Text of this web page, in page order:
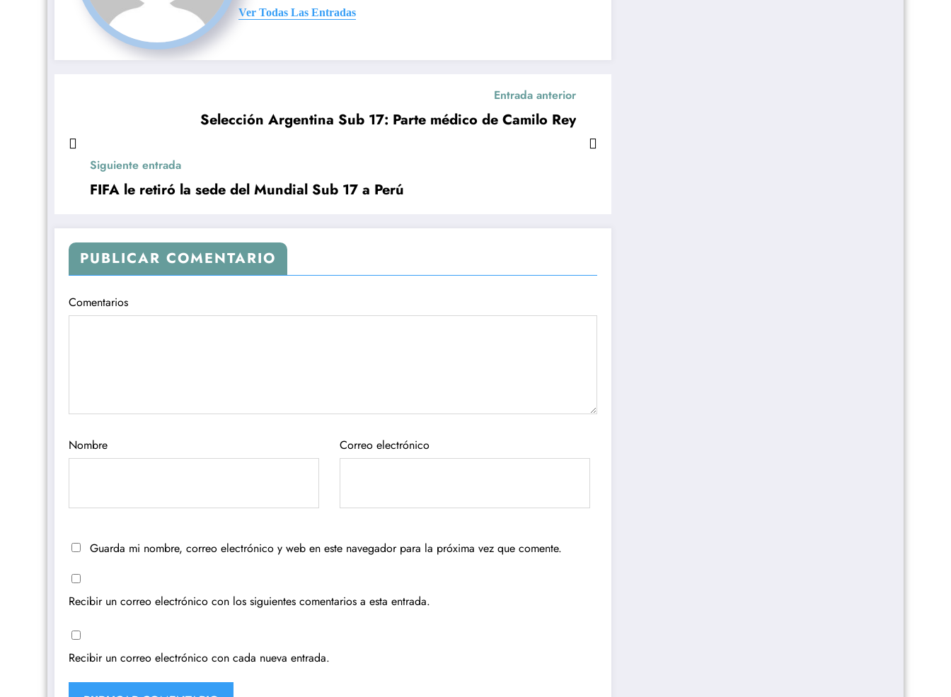
Ver Todas Las Entradas
Entrada anterior
Selección Argentina Sub 17: Parte médico de Camilo Rey
Siguiente entrada
FIFA le retiró la sede del Mundial Sub 17 a Perú
PUBLICAR COMENTARIO
Comentarios
Nombre Correo electrónico
Guarda mi nombre, correo electrónico y web en este navegador para la próxima vez que comente.
Recibir un correo electrónico con los siguientes comentarios a esta entrada.
Recibir un correo electrónico con cada nueva entrada.